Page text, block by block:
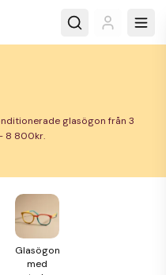
glasögon från 3
8 800kr.
Glasögon
med